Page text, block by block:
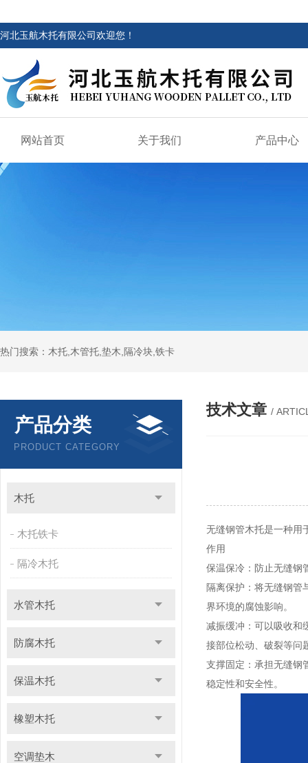
河北玉航木托有限公司欢迎您！
网站首页 关于我们 产品中心
热门搜索：木托,木管托,垫木,隔冷块,铁卡
产品分类
PRODUCT CATEGORY
木托
木托铁卡
隔冷木托
水管木托
防腐木托
保温木托
橡塑木托
空调垫木
技术文章 /
无缝钢管木托是一种用
作用
保温保冷：防止无缝钢
隔离保护：将无缝钢管
界环境的腐蚀影响。
减振缓冲：可以吸收和
接部位松动、破裂等问
支撑固定：承担无缝钢
稳定性和安全性。